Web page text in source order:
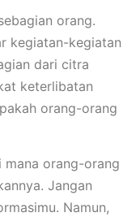
orang.
kegiatan-kegiatan
dari citra
keterlibatan
orang-orang
mana orang-orang
Jangan
Namun,